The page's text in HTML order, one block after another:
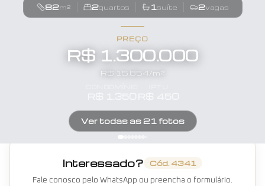
82m² 2quartos 1suíte 2vagas
PREÇO
R$ 1.300.000
R$ 15.854 /m²
Ver todas as 21fotos
Interessado? Cód. 4341
Fale conosco pelo WhatsApp ou preencha o formulário.